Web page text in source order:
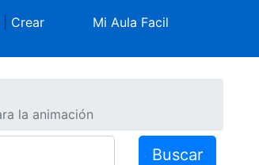
Crear
Mi Aula Facil
la animación
Buscar